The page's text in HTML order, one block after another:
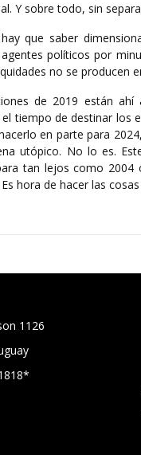
Y sobre todo, sin
que saber
políticos por
no se producen
de 2019 están
el tiempo de destinar los
en parte para
utópico. No lo es.
tan lejos como 2004
hora de hacer las
1126